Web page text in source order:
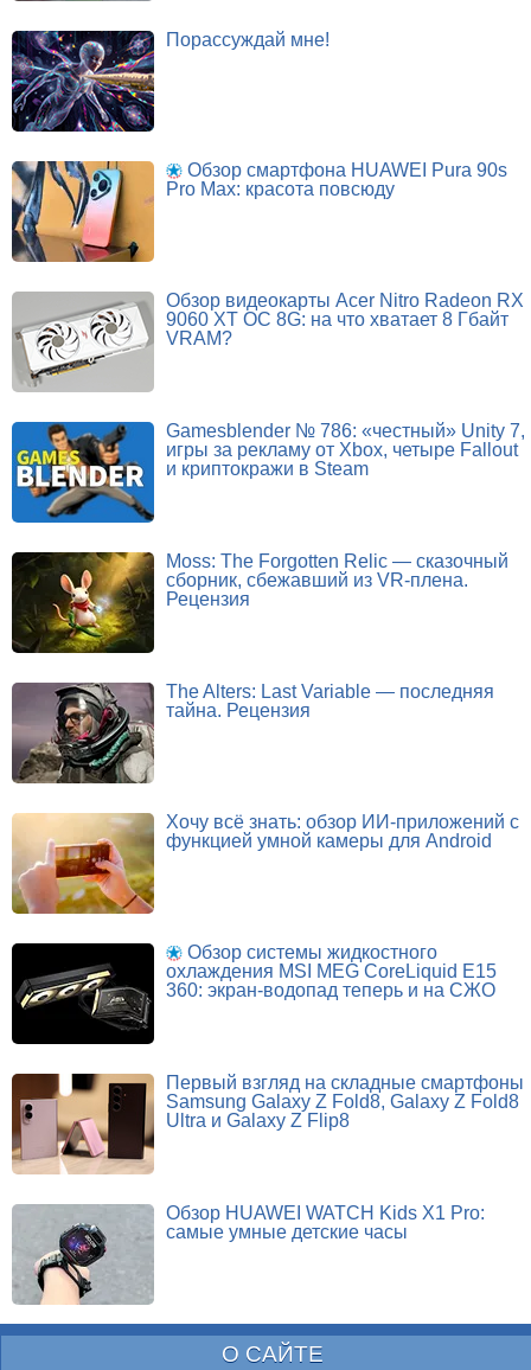
Порассуждай мне!
Обзор смартфона HUAWEI Pura 90s
Pro Max: красота повсюду
Обзор видеокарты Acer Nitro Radeon RX
9060 XT OC 8G: на что хватает 8 Гбайт
VRAM?
Gamesblender № 786: «честный» Unity 7,
игры за рекламу от Xbox, четыре Fallout
и криптокражи в Steam
Moss: The Forgotten Relic — сказочный
сборник, сбежавший из VR-плена.
Рецензия
The Alters: Last Variable — последняя
тайна. Рецензия
Хочу всё знать: обзор ИИ-приложений с
функцией умной камеры для Android
Обзор системы жидкостного
охлаждения MSI MEG CoreLiquid E15
360: экран-водопад теперь и на СЖО
Первый взгляд на складные смартфоны
Samsung Galaxy Z Fold8, Galaxy Z Fold8
Ultra и Galaxy Z Flip8
Обзор HUAWEI WATCH Kids X1 Pro:
самые умные детские часы
О САЙТЕ